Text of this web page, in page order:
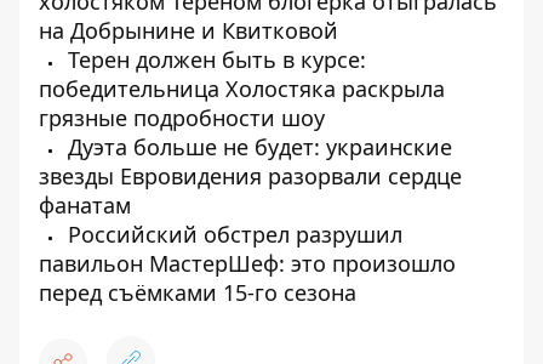
на Добрынине и Квитковой
Терен должен быть в курсе:
победительница Холостяка раскрыла
грязные подробности шоу
Дуэта больше не будет: украинские
звезды Евровидения разорвали сердце
фанатам
Российский обстрел разрушил
павильон МастерШеф: это произошло
перед съёмками 15-го сезона